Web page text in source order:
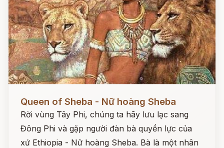
Queen of Sheba - Nữ hoàng Sheba
Rời vùng Tây Phi, chúng ta hãy lưu lạc sang
Đông Phi và gặp người đàn bà quyền lực của
xứ Ethiopia - Nữ hoàng Sheba. Bà là một nhân